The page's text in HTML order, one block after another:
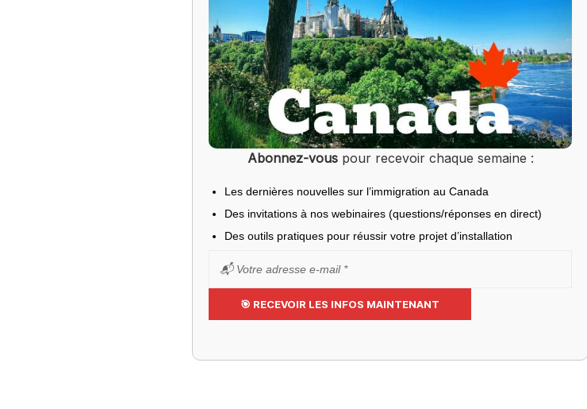
Abonnez-vouspour recevoir chaque semaine :
Les dernières nouvelles sur l’immigration au Canada
Des invitations à nos webinaires (questions/réponses en direct)
Des outils pratiques pour réussir votre projet d’installation